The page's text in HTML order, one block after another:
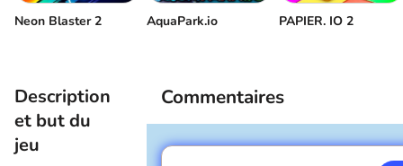
Neon Blaster 2 AquaPark.io PAPIER. IO 2
Description
et but du
jeu
Commentaires